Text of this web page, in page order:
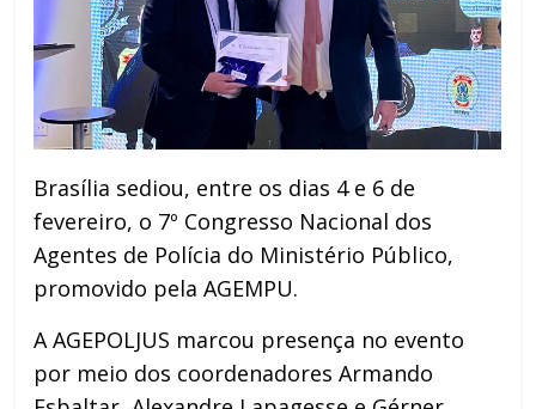
Brasília sediou, entre os dias 4 e 6 de
fevereiro, o 7º Congresso Nacional dos
Agentes de Polícia do Ministério Público,
promovido pela AGEMPU.
A AGEPOLJUS marcou presença no evento
por meio dos coordenadores Armando